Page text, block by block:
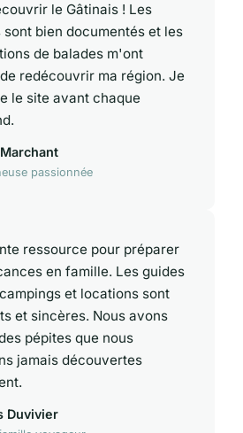
le Gâtinais ! Les
bien documentés et les
de balades m'ont
redécouvrir ma région. Je
le site avant chaque
passionnée
ressource pour préparer
en famille. Les guides
et locations sont
et sincères. Nous avons
pépites que nous
jamais découvertes
Duvivier